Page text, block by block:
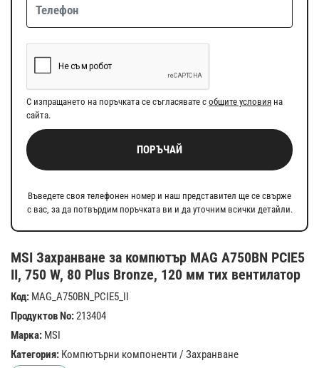
MSI Захранване за компютър MAG A750BN PCIE5
II, 750 W, 80 Plus Bronze, 120 мм тих вентилатор
Код: MAG_A750BN_PCIE5_II
Продуктов No:213404
Марка: MSI
Категория: Компютърни компоненти / Захранване
С изпращането на поръчката се съгласявате с общите условия на
сайта.
ПОРЪЧАЙ
Въведете своя телефонен номер и наш представител ще се свърже
с вас, за да потвърдим поръчката ви и да уточним всички детайли.